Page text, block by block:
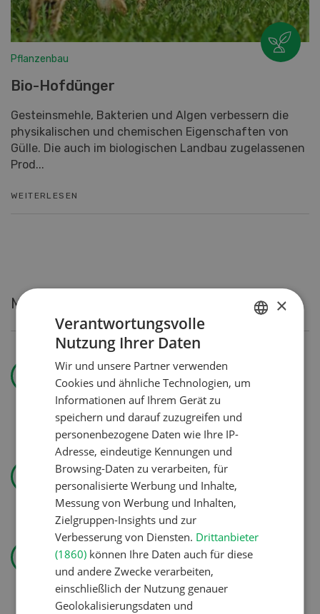
Pflanzenbau
Bio-Hofdünger
Gesteinsmehle, Bakterien und Algen verbessern die
physikalischen und chemischen Eigenschaften von
Gülle. Die auch im biologischen Landbau zugelassenen
Prod...
WEITERLESEN
Meistgelesene Artikel
Nutztiere
Prächtig
trächtig
Landtechnik
Solomix
Betriebsführung
Kein Dauergarten ohne
Bewilligung
×
Verantwortungsvolle
Nutzung Ihrer Daten
Wir und unsere Partner verwenden
Cookies und ähnliche Technologien, um
Informationen auf Ihrem Gerät zu
speichern und darauf zuzugreifen und
personenbezogene Daten wie Ihre IP-
Adresse, eindeutige Kennungen und
Browsing-Daten zu verarbeiten, für
personalisierte Werbung und Inhalte,
Messung von Werbung und Inhalten,
Zielgruppen-Insights und zur
Verbesserung von Diensten. Drittanbieter
(1860) können Ihre Daten auch für diese
und andere Zwecke verarbeiten,
einschließlich der Nutzung genauer
Geolokalisierungsdaten und